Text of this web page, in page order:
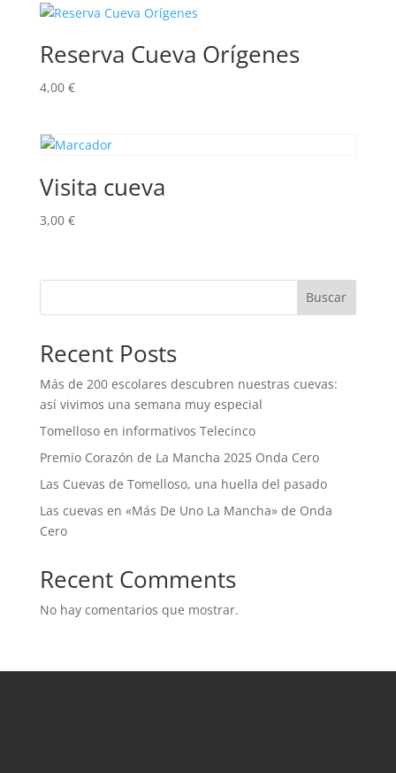
Reserva Cueva Orígenes
4,00 €
Visita cueva
3,00 €
Buscar
Recent Posts
Más de 200 escolares descubren nuestras cuevas:
así vivimos una semana muy especial
Tomelloso en informativos Telecinco
Premio Corazón de La Mancha 2025 Onda Cero
Las Cuevas de Tomelloso, una huella del pasado
Las cuevas en «Más De Uno La Mancha» de Onda
Cero
Recent Comments
No hay comentarios que mostrar.